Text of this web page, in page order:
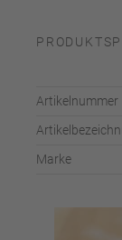
Artikelnummer
Marke